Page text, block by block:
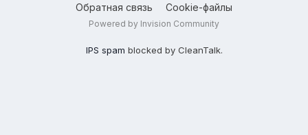
Обратная связь Cookie-файлы
Powered by Invision Community
IPS spam blocked by CleanTalk.